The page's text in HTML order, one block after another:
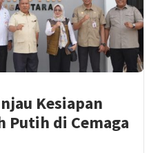
Kesiapan
Putih di Cemaga